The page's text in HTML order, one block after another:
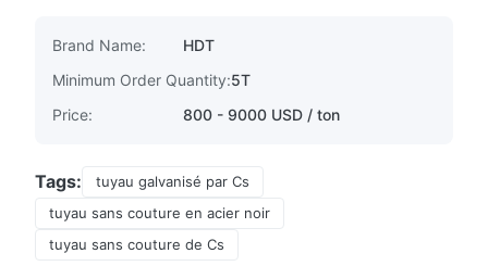
Brand Name:
HDT
Minimum Order Quantity:5T
Price:
800 - 9000 USD / ton
Tags:
tuyau galvanisé par Cs
tuyau sans couture en acier noir
tuyau sans couture de Cs